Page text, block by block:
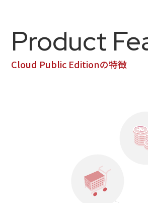
Product
Cloud Public Editionの特徴